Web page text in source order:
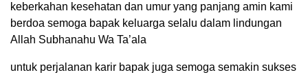
keberkahan kesehatan dan umur yang panjang amin kami
berdoa semoga bapak keluarga selalu dalam lindungan
Allah Subhanahu Wa Ta’ala
untuk perjalanan karir bapak juga semoga semakin sukses